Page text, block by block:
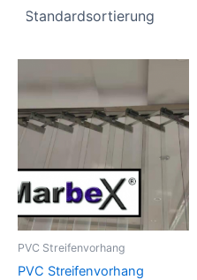
PVC Streifenvorhang
PVC Streifenvorhang